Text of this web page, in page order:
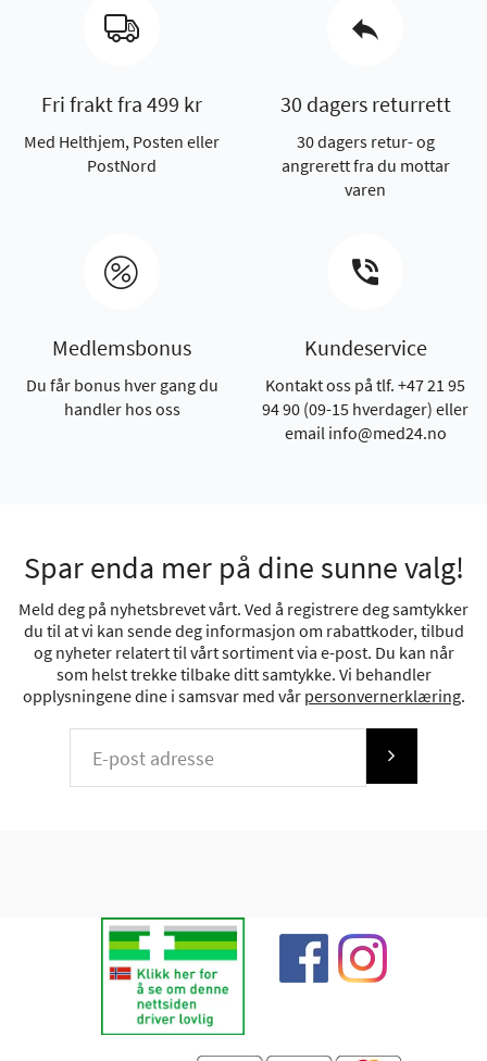
Fri frakt fra 499 kr
Med Helthjem, Posten eller
PostNord
30 dagers returrett
30 dagers retur- og
angrerett fra du mottar
varen
Medlemsbonus
Du får bonus hver gang du
handler hos oss
Kundeservice
Kontakt oss på tlf. +47 21 95
94 90 (09-15 hverdager) eller
email info@med24.no
Spar enda mer på dine sunne valg!
Meld deg på nyhetsbrevet vårt. Ved å registrere deg samtykker
du til at vi kan sende deg informasjon om rabattkoder, tilbud
og nyheter relatert til vårt sortiment via e-post. Du kan når
som helst trekke tilbake ditt samtykke. Vi behandler
opplysningene dine i samsvar med vår personvernerklæring.